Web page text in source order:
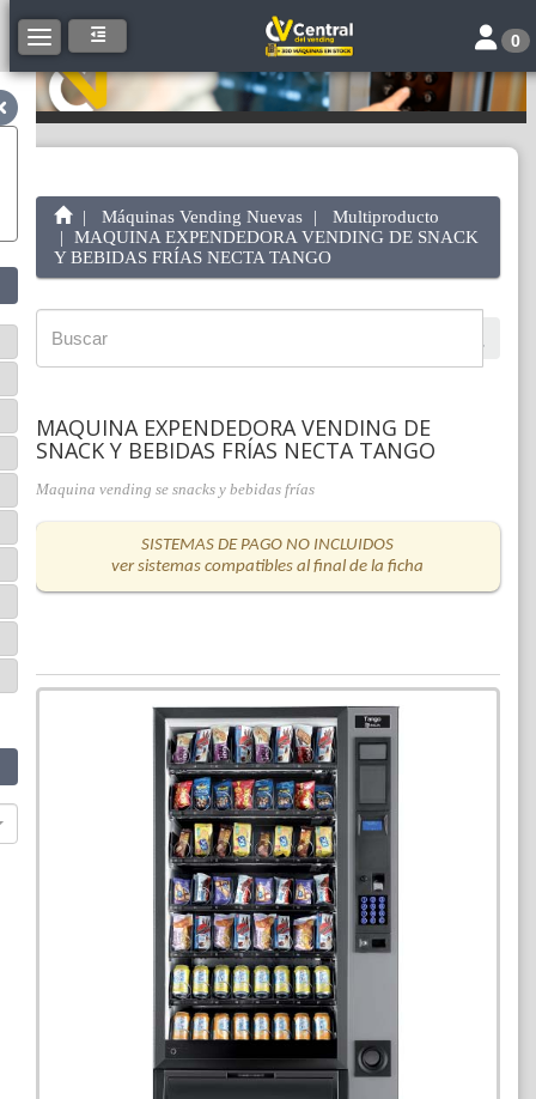
Toggle navigation Toggle
0
Máquinas Vending Nuevas
Multiproducto
MAQUINA EXPENDEDORA VENDING DE SNACK
Y BEBIDAS FRÍAS NECTA TANGO
MAQUINA EXPENDEDORA VENDING DE
SNACK Y BEBIDAS FRÍAS NECTA TANGO
Maquina vending se snacks y bebidas frías
SISTEMAS DE PAGO NO INCLUIDOS
ver sistemas compatibles al final de la ficha